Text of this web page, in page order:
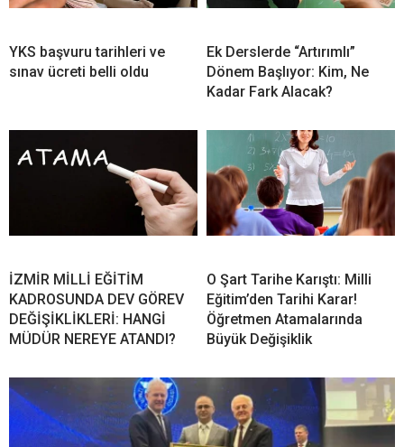
YKS başvuru tarihleri ve
sınav ücreti belli oldu
Ek Derslerde “Artırımlı”
Dönem Başlıyor: Kim, Ne
Kadar Fark Alacak?
İZMİR MİLLİ EĞİTİM
KADROSUNDA DEV GÖREV
DEĞİŞİKLİKLERİ: HANGİ
MÜDÜR NEREYE ATANDI?
O Şart Tarihe Karıştı: Milli
Eğitim’den Tarihi Karar!
Öğretmen Atamalarında
Büyük Değişiklik